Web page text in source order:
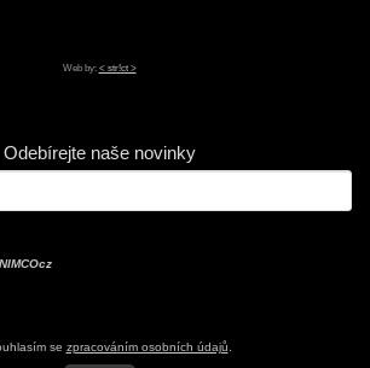
Web by: < str!ct >
Odebírejte naše novinky
NIMCOcz
se zpracováním osobních údajů